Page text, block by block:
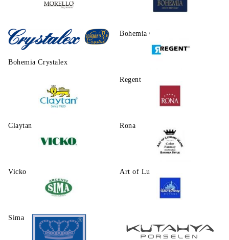
Morello Bohemia Crystalite
Bohemia Crystalex
Regent
Claytаn Rona
Vicko Art of Luxury Ware
Sima